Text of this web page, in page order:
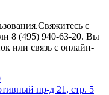
с
8 (495) 940-63-20. Вы
или связь с онлайн-
пр-д 21, стр. 5